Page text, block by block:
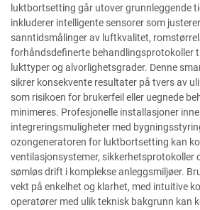
luktbortsetting går utover grunnleggende
inkluderer intelligente sensorer som
sanntidsmålinger av luftkvalitet,
forhåndsdefinerte behandlingsprotokoller
lukttyper og alvorlighetsgrader. Denne
sikrer konsekvente resultater på tvers av
som risikoen for brukerfeil eller uegnede
minimeres. Profesjonelle installasjoner
integreringsmuligheter med
ozongeneratoren for luktbortsetting kan
ventilasjonsystemer, sikkerhetsprotokoller
sømløs drift i komplekse anleggsmiljøer.
vekt på enkelhet og klarhet, med intuitive
operatører med ulik teknisk bakgrunn kan